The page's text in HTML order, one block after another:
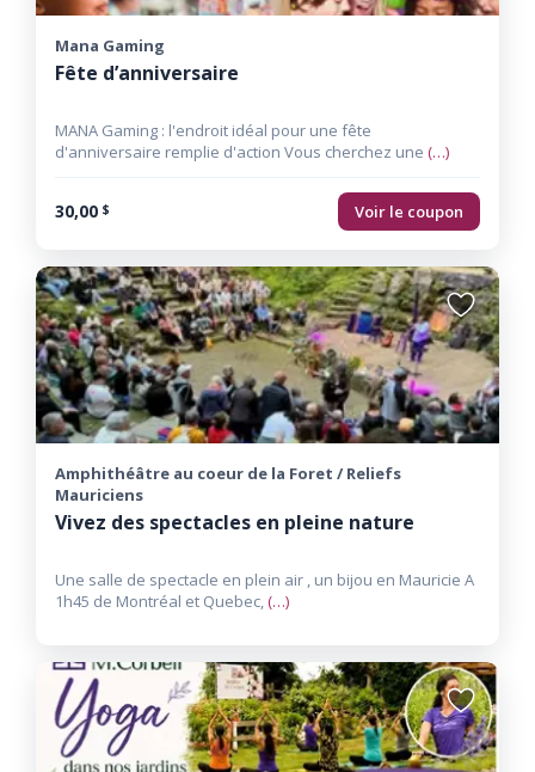
Mana Gaming
Fête d’anniversaire
MANA Gaming : l'endroit idéal pour une fête
d'anniversaire remplie d'action Vous cherchez une (…)
30,00 $ Voir le coupon
Ajouter
aux
favoris
Amphithéâtre au coeur de la Foret / Reliefs
Mauriciens
Vivez des spectacles en pleine nature
Une salle de spectacle en plein air , un bijou en Mauricie A
1h45 de Montréal et Quebec, (…)
Ajouter
aux
favoris